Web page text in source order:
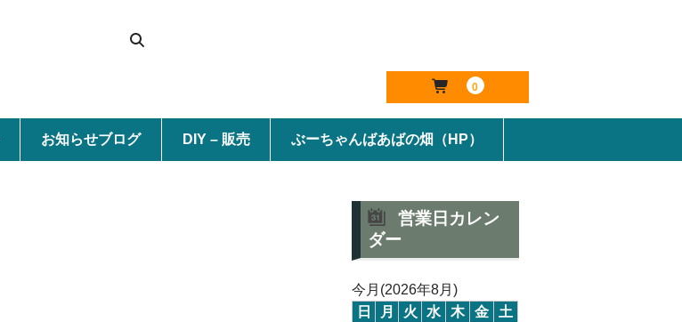
0
お知らせブログ DIY – 販売 ぶーちゃんばあばの畑（HP）
営業日カレン
ダー
今月(2026年8月)
日
月 火 水 木 金
土